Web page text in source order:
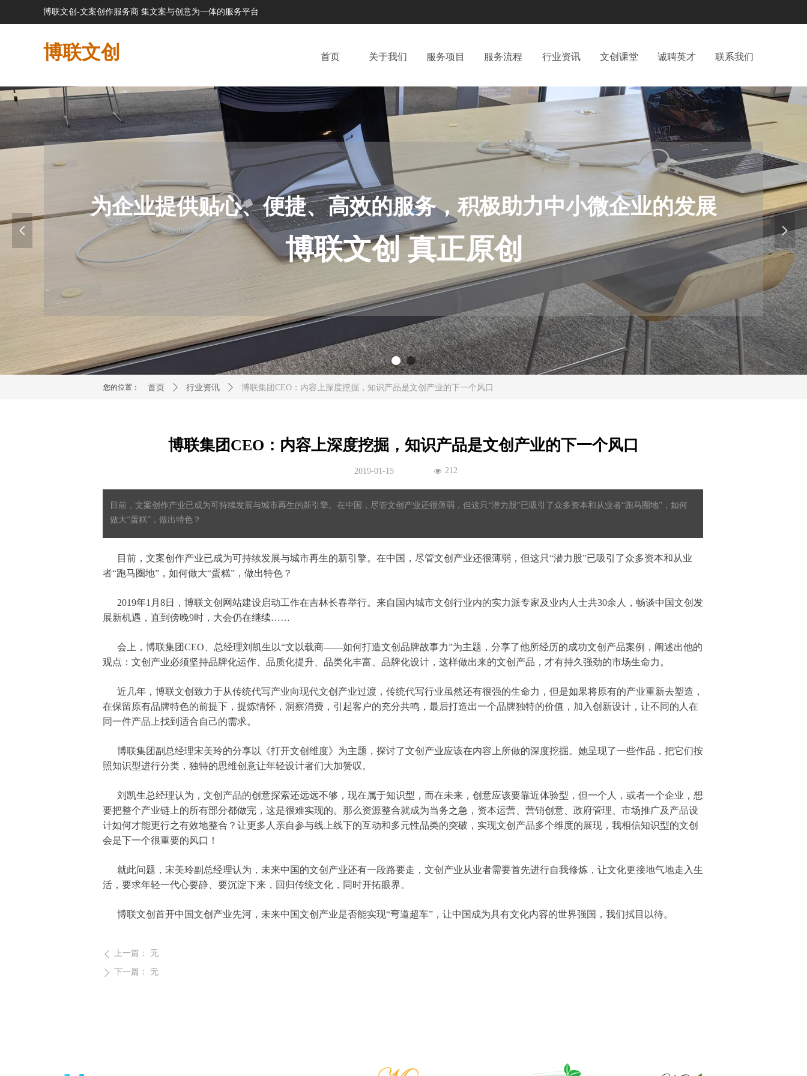
首页 关于我们 服务项目 服务流程 行业资讯 文创课堂 诚聘英才 联系我们
为企业提供贴心、便捷、高效的服务， 积极助力中小微企业的发展
博联文创 真正原创
넳 넲
博联文创-文案创作服务商 集文案与创意为一体的服务平台
博联文创
ꄴ 上一篇： 无
目前，文案创作产业已成为可持续发展与城市再生的新引擎。在中国，尽管文创产业还很薄弱，但这只“潜力股”已吸引了众多资本和从业者“跑马圈地”，如何
做大“蛋糕”，做出特色？
目前，文案创作产业已成为可持续发展与城市再生的新引擎。在中国，尽管文创产业还很薄弱，但这只“潜力股”已吸引了众多资本和从业
者“跑马圈地”，如何做大“蛋糕”，做出特色？
2019年1月8日，博联文创网站建设启动工作在吉林长春举行。来自国内城市文创行业内的实力派专家及业内人士共30余人，畅谈中国文创发
展新机遇，直到傍晚9时，大会仍在继续……
会上，博联集团CEO、总经理刘凯生以“文以载商——如何打造文创品牌故事力”为主题，分享了他所经历的成功文创产品案例，阐述出他的
观点：文创产业必须坚持品牌化运作、品质化提升、品类化丰富、品牌化设计，这样做出来的文创产品，才有持久强劲的市场生命力。
近几年，博联文创致力于从传统代写产业向现代文创产业过渡，传统代写行业虽然还有很强的生命力，但是如果将原有的产业重新去塑造，
在保留原有品牌特色的前提下，提炼情怀，洞察消费，引起客户的充分共鸣，最后打造出一个品牌独特的价值，加入创新设计，让不同的人在
同一件产品上找到适合自己的需求。
博联集团副总经理宋美玲的分享以《打开文创维度》为主题，探讨了文创产业应该在内容上所做的深度挖掘。她呈现了一些作品，把它们按
照知识型进行分类，独特的思维创意让年轻设计者们大加赞叹。
刘凯生总经理认为，文创产品的创意探索还远远不够，现在属于知识型，而在未来，创意应该要靠近体验型，但一个人，或者一个企业，想
要把整个产业链上的所有部分都做完，这是很难实现的。那么资源整合就成为当务之急，资本运营、营销创意、政府管理、市场推广及产品设
计如何才能更行之有效地整合？让更多人亲自参与线上线下的互动和多元性品类的突破，实现文创产品多个维度的展现，我相信知识型的文创
会是下一个很重要的风口！
就此问题，宋美玲副总经理认为，未来中国的文创产业还有一段路要走，文创产业从业者需要首先进行自我修炼，让文化更接地气地走入生
活，要求年轻一代心要静、要沉淀下来，回归传统文化，同时开拓眼界。
博联文创首开中国文创产业先河，未来中国文创产业是否能实现“弯道超车”，让中国成为具有文化内容的世界强国，我们拭目以待。
首页 ꄲ 行业资讯 ꄲ 博联集团CEO：内容上深度挖掘，知识产品是文创产业的下一个风口
您的位置：
博联集团CEO：内容上深度挖掘，知识产品是文创产业的下一个风口
2019-01-15 넶 212
ꄲ 下一篇： 无